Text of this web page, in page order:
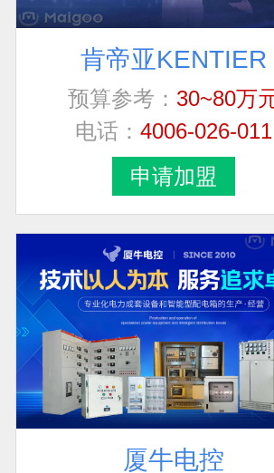
肯帝亚KENTIER
电话：
4006-026-011
申请加盟
厦牛电控